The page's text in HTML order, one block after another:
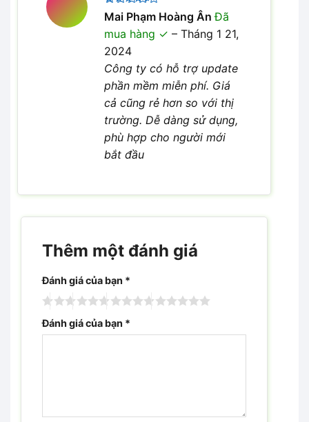
Được
xếp hạng
45 sao
Mai Phạm Hoàng ÂnĐã
mua hàng
– Tháng 1 21,
2024
Công ty có hỗ trợ update
phần mềm miễn phí. Giá
cả cũng rẻ hơn so với thị
trường. Dễ dàng sử dụng,
phù hợp cho người mới
bắt đầu
Thêm một đánh giá
Đánh giá của bạn *
Đánh giá của bạn *